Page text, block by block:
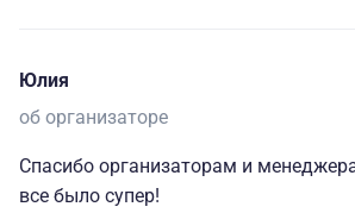
Юлия
об организаторе
Спасибо организаторам и
все было супер!